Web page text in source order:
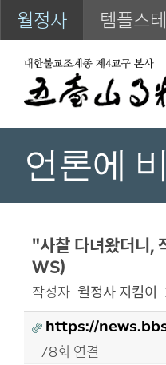
월정사 템플스
언론에
"사찰 다녀왔더니,
WS)
작성자 월정사 지킴이
https://
78회 연결